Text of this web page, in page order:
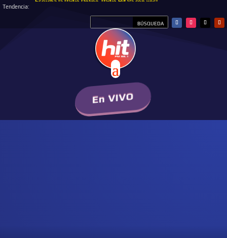
Tendencia:
Escucha la Radio Online, Radio Hit Va con vos!
En VIVO